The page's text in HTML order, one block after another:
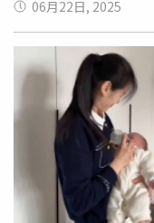
收她為徒，讓她有機
璟宣站在一起演母女
了。璟宣說：「確實
宜珊是個十五歲的孩
她，兒子現在大約是
過去。璟宣（右）
抱，讓她感覺這角
何宜珊因為不滿璟
架，璟宣分享有次拍
說：「要不要吃隨
06月22日, 2025